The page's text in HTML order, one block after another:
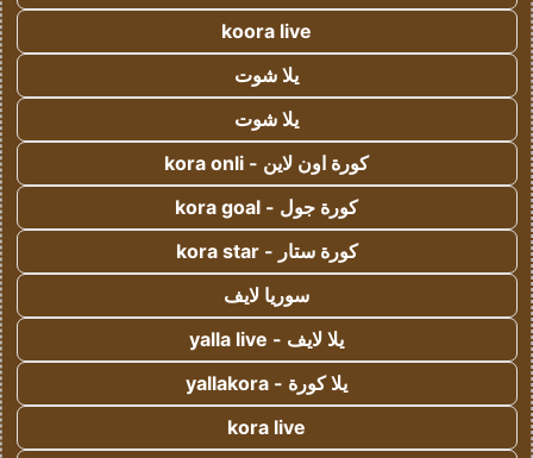
koora live
يلا شوت
يلا شوت
كورة اون لاين - kora onli
كورة جول - kora goal
كورة ستار - kora star
سوريا لايف
يلا لايف - yalla live
يلا كورة - yallakora
kora live